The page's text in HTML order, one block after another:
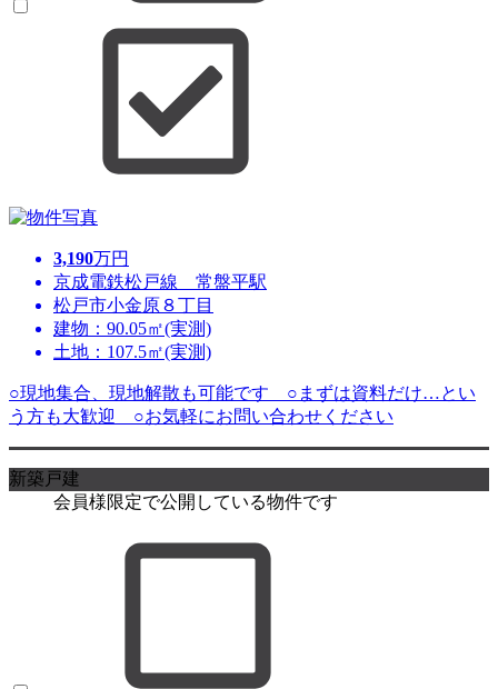
3,190万円
京成電鉄松戸線 常盤平駅
松戸市小金原８丁目
建物：90.05㎡(実測)
土地：107.5㎡(実測)
○現地集合、現地解散も可能です ○まずは資料だけ…とい
う方も大歓迎 ○お気軽にお問い合わせください
新築戸建
会員様限定で公開している物件です